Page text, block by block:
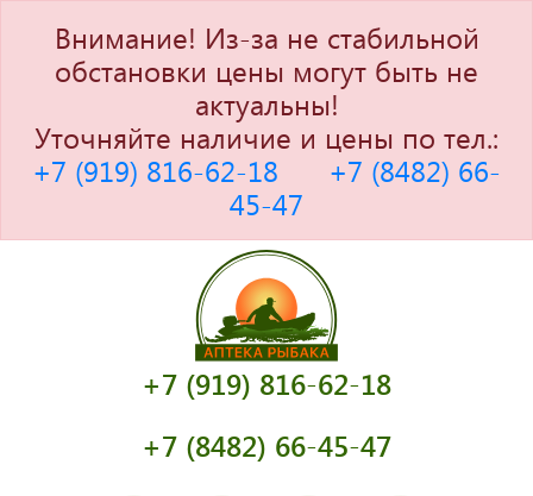
Внимание! Из-за не стабильной
обстановки цены могут быть не
актуальны!
Уточняйте наличие и цены по тел.:
+7 (919) 816-62-18
+7 (8482) 66-
45-47
+7 (919) 816-62-18
+7 (8482) 66-45-47